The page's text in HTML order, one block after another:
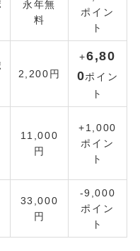
永年無
料
ポイン
ト
2,200円
+6,80
0ポイン
ト
11,000
円
+1,000
ポイン
ト
33,000
円
-9,000
ポイン
ト